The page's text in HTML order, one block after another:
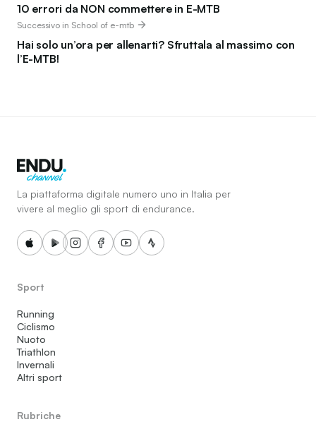
10 errori da NON commettere in E-MTB
Successivo in School of e-mtb
Hai solo un’ora per allenarti? Sfruttala al massimo con
l’E-MTB!
La piattaforma digitale numero uno in Italia per
vivere al meglio gli sport di endurance.
Sport
Running
Ciclismo
Nuoto
Triathlon
Invernali
Altri sport
Rubriche